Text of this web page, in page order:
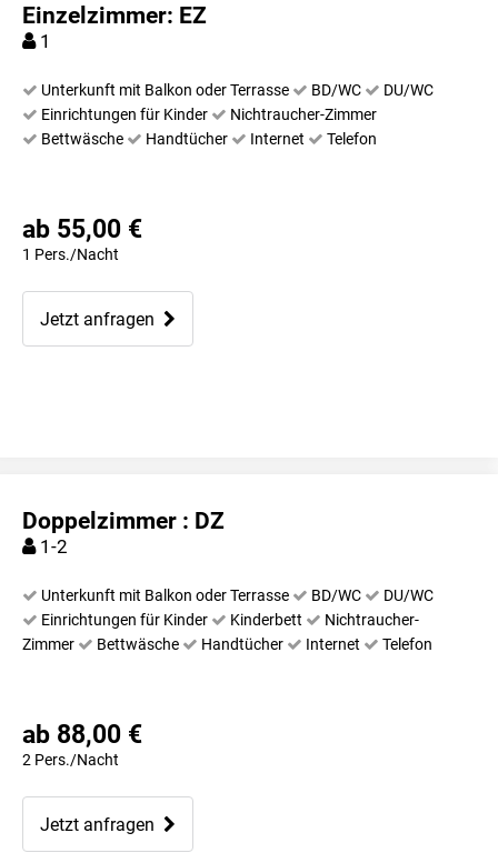
Einzelzimmer: EZ
1
Unterkunft mit Balkon oder Terrasse BD/WC
DU/WC
Einrichtungen für Kinder
Nichtraucher-Zimmer
Bettwäsche
Handtücher Internet Telefon
ab 55,00 €
1 Pers./Nacht
Jetzt anfragen
Doppelzimmer : DZ
1-2
Unterkunft mit Balkon oder Terrasse BD/WC
DU/WC
Einrichtungen für Kinder
Kinderbett
Nichtraucher-
Zimmer
Bettwäsche Handtücher Internet Telefon
ab 88,00 €
2 Pers./Nacht
Jetzt anfragen